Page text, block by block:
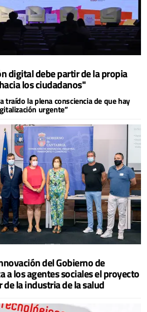
digital debe partir de la propia
los ciudadanos"
traído la plena consciencia de que hay
urgente”
del Gobierno de
a los agentes sociales el proyecto
la industria de la salud